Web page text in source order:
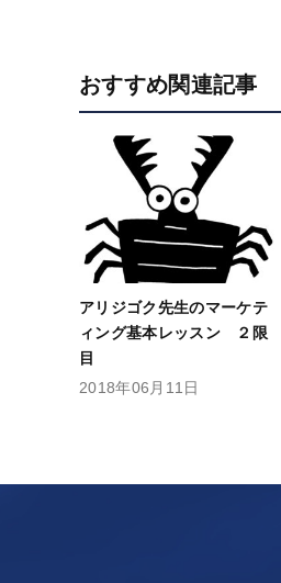
おすすめ関連記事
アリジゴク先生のマーケテ
ィング基本レッスン ２限
目
2018年06月11日